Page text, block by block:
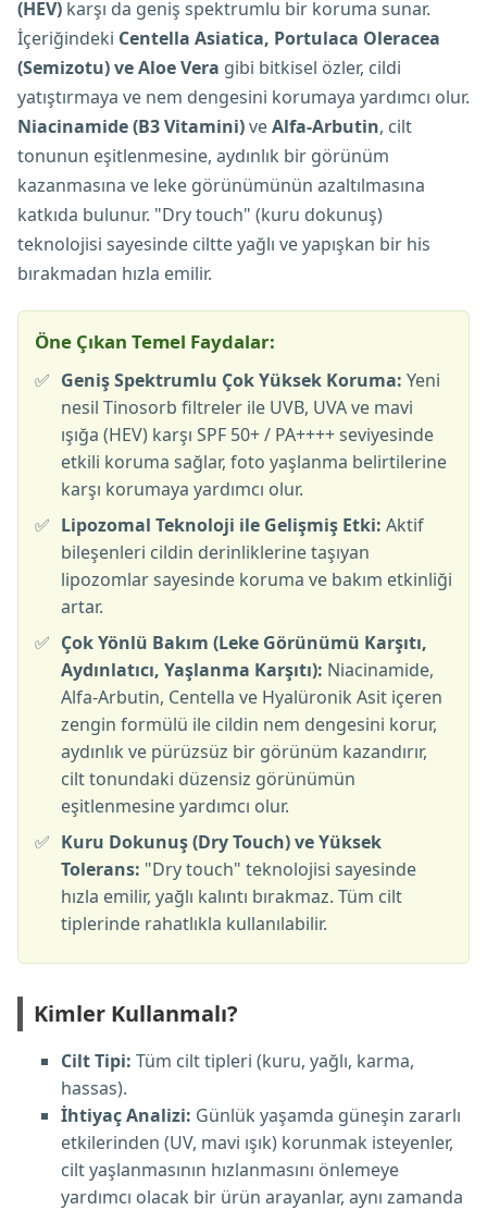
(HEV) karşı da geniş spektrumlu bir koruma sunar.
İçeriğindeki Centella Asiatica, Portulaca Oleracea
(Semizotu) ve Aloe Vera gibi bitkisel özler, cildi
yatıştırmaya ve nem dengesini korumaya yardımcı olur.
Niacinamide (B3 Vitamini)veAlfa-Arbutin, cilt
tonunun eşitlenmesine, aydınlık bir görünüm
kazanmasına ve leke görünümünün azaltılmasına
katkıda bulunur. "Dry touch" (kuru dokunuş)
teknolojisi sayesinde ciltte yağlı ve yapışkan bir his
bırakmadan hızla emilir.
Öne Çıkan Temel Faydalar:
✅ Geniş Spektrumlu Çok Yüksek Koruma: Yeni
nesil Tinosorb filtreler ile UVB, UVA ve mavi
ışığa (HEV) karşı SPF 50+ / PA++++ seviyesinde
etkili koruma sağlar, foto yaşlanma belirtilerine
karşı korumaya yardımcı olur.
✅ Lipozomal Teknoloji ile Gelişmiş Etki: Aktif
bileşenleri cildin derinliklerine taşıyan
lipozomlar sayesinde koruma ve bakım etkinliği
artar.
✅ Çok Yönlü Bakım (Leke Görünümü Karşıtı,
Aydınlatıcı, Yaşlanma Karşıtı): Niacinamide,
Alfa-Arbutin, Centella ve Hyalüronik Asit içeren
zengin formülü ile cildin nem dengesini korur,
aydınlık ve pürüzsüz bir görünüm kazandırır,
cilt tonundaki düzensiz görünümün
eşitlenmesine yardımcı olur.
✅ Kuru Dokunuş (Dry Touch) ve Yüksek
Tolerans: "Dry touch" teknolojisi sayesinde
hızla emilir, yağlı kalıntı bırakmaz. Tüm cilt
tiplerinde rahatlıkla kullanılabilir.
Kimler Kullanmalı?
Cilt Tipi: Tüm cilt tipleri (kuru, yağlı, karma,
hassas).
İhtiyaç Analizi: Günlük yaşamda güneşin zararlı
etkilerinden (UV, mavi ışık) korunmak isteyenler,
cilt yaşlanmasının hızlanmasını önlemeye
yardımcı olacak bir ürün arayanlar, aynı zamanda